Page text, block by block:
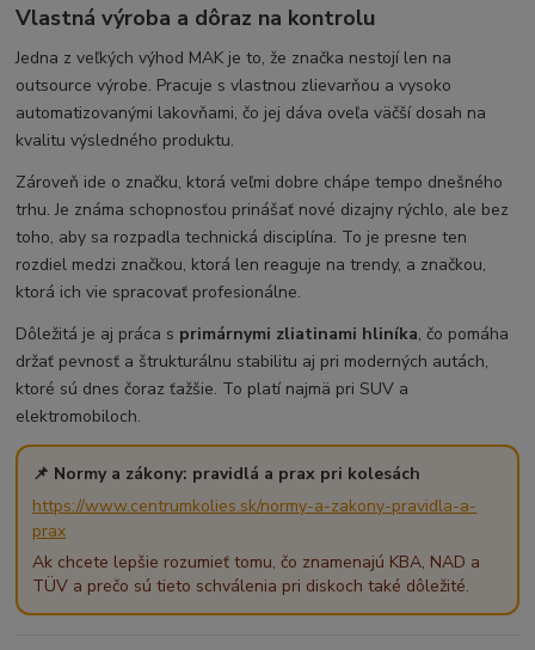
Vlastná výroba a dôraz na kontrolu
Jedna z veľkých výhod MAK je to, že značka nestojí len na
outsource výrobe. Pracuje s vlastnou zlievarňou a vysoko
automatizovanými lakovňami, čo jej dáva oveľa väčší dosah na
kvalitu výsledného produktu.
Zároveň ide o značku, ktorá veľmi dobre chápe tempo dnešného
trhu. Je známa schopnosťou prinášať nové dizajny rýchlo, ale bez
toho, aby sa rozpadla technická disciplína. To je presne ten
rozdiel medzi značkou, ktorá len reaguje na trendy, a značkou,
ktorá ich vie spracovať profesionálne.
Dôležitá je aj práca s primárnymi zliatinami hliníka, čo pomáha
držať pevnosť a štrukturálnu stabilitu aj pri moderných autách,
ktoré sú dnes čoraz ťažšie. To platí najmä pri SUV a
elektromobiloch.
📌 Normy a zákony: pravidlá a prax pri kolesách
https://www.centrumkolies.sk/normy-a-zakony-pravidla-a-
prax
Ak chcete lepšie rozumieť tomu, čo znamenajú KBA, NAD a
TÜV a prečo sú tieto schválenia pri diskoch také dôležité.